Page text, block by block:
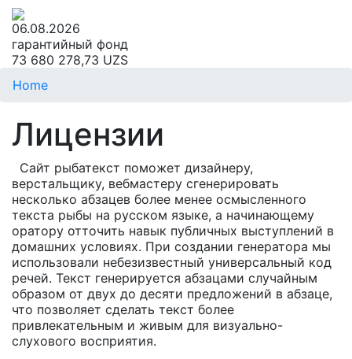
06.08.2026
гарантийный фонд
73 680 278,73 UZS
You are here
Home
Лицензии
Сайт рыбатекст поможет дизайнеру,
верстальщику, вебмастеру сгенерировать
несколько абзацев более менее осмысленного
текста рыбы на русском языке, а начинающему
оратору отточить навык публичных выступлений в
домашних условиях. При создании генератора мы
использовали небезизвестный универсальный код
речей. Текст генерируется абзацами случайным
образом от двух до десяти предложений в абзаце,
что позволяет сделать текст более
привлекательным и живым для визуально-
слухового восприятия.